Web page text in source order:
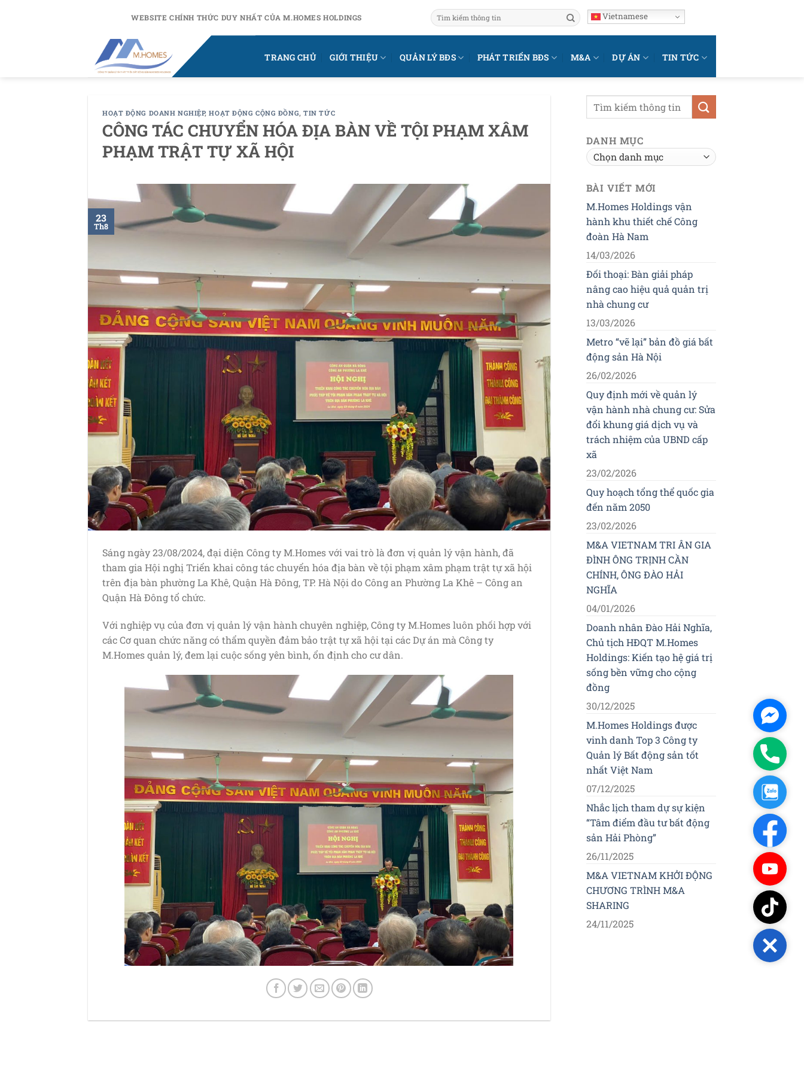
WEBSITE CHÍNH THỨC DUY NHẤT CỦA M.HOMES HOLDINGS Vietnamese
TRANG CHỦ GIỚI THIỆU QUẢN LÝ BĐS PHÁT TRIỂN BĐS M&A DỰ ÁN TIN TỨC
HOẠT ĐỘNG DOANH NGHIỆP,HOẠT ĐỘNG CỘNG ĐỒNG,TIN TỨC
CÔNG TÁC CHUYỂN HÓA ĐỊA BÀN VỀ TỘI PHẠM XÂM
PHẠM TRẬT TỰ XÃ HỘI
23
Th8
Sáng ngày 23/08/2024, đại diện Công ty M.Homes với vai trò là đơn vị quản lý vận hành, đã
tham gia Hội nghị Triển khai công tác chuyển hóa địa bàn về tội phạm xâm phạm trật tự xã hội
trên địa bàn phường La Khê, Quận Hà Đông, TP. Hà Nội do Công an Phường La Khê – Công an
Quận Hà Đông tổ chức.
Với nghiệp vụ của đơn vị quản lý vận hành chuyên nghiệp, Công ty M.Homes luôn phối hợp với
các Cơ quan chức năng có thẩm quyền đảm bảo trật tự xã hội tại các Dự án mà Công ty
M.Homes quản lý, đem lại cuộc sống yên bình, ổn định cho cư dân.
DANH MỤC
Danh
mục
BÀI VIẾT MỚI
M.Homes Holdings vận
hành khu thiết chế Công
đoàn Hà Nam
14/03/2026
Đối thoại: Bàn giải pháp
nâng cao hiệu quả quản trị
nhà chung cư
13/03/2026
Metro “vẽ lại” bản đồ giá bất
động sản Hà Nội
26/02/2026
Quy định mới về quản lý
vận hành nhà chung cư: Sửa
đổi khung giá dịch vụ và
trách nhiệm của UBND cấp
xã
23/02/2026
Quy hoạch tổng thể quốc gia
đến năm 2050
23/02/2026
M&A VIETNAM TRI ÂN GIA
ĐÌNH ÔNG TRỊNH CẦN
CHÍNH, ÔNG ĐÀO HẢI
NGHĨA
04/01/2026
Doanh nhân Đào Hải Nghĩa,
Chủ tịch HĐQT M.Homes
Holdings: Kiến tạo hệ giá trị
sống bền vững cho cộng
đồng
30/12/2025
M.Homes Holdings được
vinh danh Top 3 Công ty
Quản lý Bất động sản tốt
nhất Việt Nam
07/12/2025
Nhắc lịch tham dự sự kiện
“Tâm điểm đầu tư bất động
sản Hải Phòng”
26/11/2025
M&A VIETNAM KHỞI ĐỘNG
CHƯƠNG TRÌNH M&A
SHARING
24/11/2025
Phone
Zalo
TikTok
Close